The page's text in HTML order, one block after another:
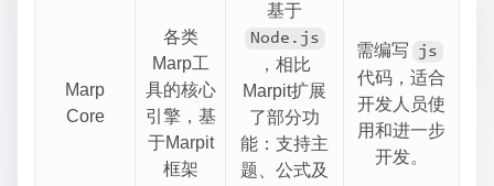
Marp
Core
各类
Marp工
具的核心
引擎，基
于Marpit
框架
基于
Node.js
，相比
Marpit扩展
了部分功
能：支持主
题、公式及
需编写 js
代码，适合
开发人员使
用和进一步
开发。